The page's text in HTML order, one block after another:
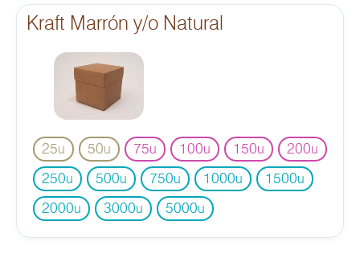
Kraft Marrón y/o Natural
25u 50u 75u 100u 150u 200u
250u 500u 750u 1000u 1500u
2000u 3000u 5000u